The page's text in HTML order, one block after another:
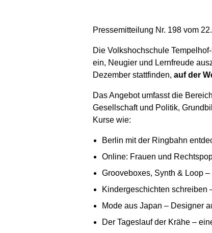
Pressemitteilung Nr. 198 vom
Die Volkshochschule
ein, Neugier und Lernfreude
Dezember stattfinden, auf der
Das Angebot umfasst die
Gesellschaft und Politik,
Kurse wie:
Berlin mit der Ringbahn
Online: Frauen und
Grooveboxes, Synth & Loop
Kindergeschichten schreiben
Mode aus Japan – Designer
Der Tageslauf der Krähe –